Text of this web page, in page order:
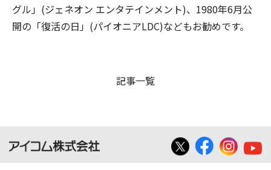
グル」(ジェネオン エンタテインメント)、1980年6月公
開の「復活の日」(パイオニアLDC)などもお勧めです。
記事一覧